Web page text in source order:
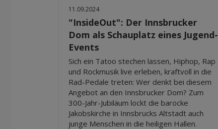
11.09.2024
"InsideOut": Der Innsbrucker
Dom als Schauplatz eines Jugend-
Events
Sich ein Tatoo stechen lassen, Hiphop, Rap
und Rockmusik live erleben, kraftvoll in die
Rad-Pedale treten: Wer denkt bei diesem
Angebot an den Innsbrucker Dom? Zum
300-Jahr-Jubiläum lockt die barocke
Jakobskirche in Innsbrucks Altstadt auch
junge Menschen in die heiligen Hallen.